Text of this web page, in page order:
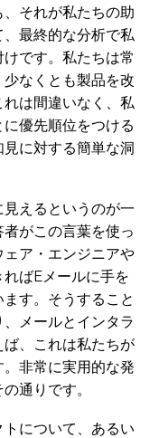
それが私たちの助
最終的な分析で私
です。私たちは常
なくとも製品を改
は間違いなく、私
優先順位をつける
に対する簡単な洞
えるというのが一
がこの言葉を使っ
ア・エンジニアや
ばEメールに手を
す。そうすること
メールとインタラ
、これは私たちが
非常に実用的な発
通りです。
について、あるい